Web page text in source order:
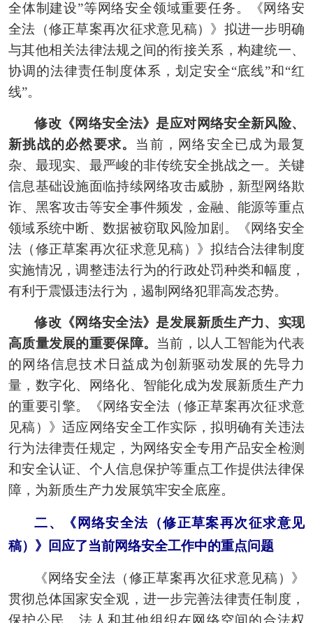
全体制建设”等网络安全领域重要任务。《网络安
全法（修正草案再次征求意见稿）》拟进一步明确
与其他相关法律法规之间的衔接关系，构建统一、
协调的法律责任制度体系，划定安全“底线”和“红
线”。
修改《网络安全法》是应对网络安全新风险、
新挑战的必然要求。 当前，网络安全已成为最复
杂、最现实、最严峻的非传统安全挑战之一。关键
信息基础设施面临持续网络攻击威胁，新型网络欺
诈、黑客攻击等安全事件频发，金融、能源等重点
领域系统中断、数据被窃取风险加剧。《网络安全
法（修正草案再次征求意见稿）》拟结合法律制度
实施情况，调整违法行为的行政处罚种类和幅度，
有利于震慑违法行为，遏制网络犯罪高发态势。
修改《网络安全法》是发展新质生产力、实现
高质量发展的重要保障。 当前，以人工智能为代表
的网络信息技术日益成为创新驱动发展的先导力
量，数字化、网络化、智能化成为发展新质生产力
的重要引擎。《网络安全法（修正草案再次征求意
见稿）》适应网络安全工作实际，拟明确有关违法
行为法律责任规定，为网络安全专用产品安全检测
和安全认证、个人信息保护等重点工作提供法律保
障，为新质生产力发展筑牢安全底座。
二、《网络安全法（修正草案再次征求意见
稿）》回应了当前网络安全工作中的重点问题
《网络安全法（修正草案再次征求意见稿）》
贯彻总体国家安全观，进一步完善法律责任制度，
保护公民、法人和其他组织在网络空间的合法权